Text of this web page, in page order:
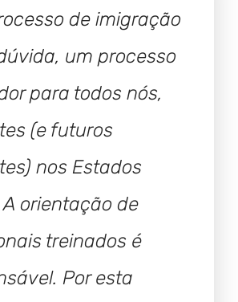
de imigração
um processo
para todos nós,
(e futuros
nos Estados
A orientação de
treinados é
Por esta